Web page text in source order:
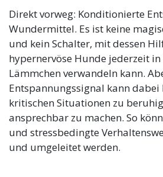
Direkt vorweg: Konditionierte
Wundermittel. Es ist keine
und kein Schalter, mit dessen
hypernervöse Hunde jederzeit
Lämmchen verwandeln kann.
Entspannungssignal kann
kritischen Situationen zu
ansprechbar zu machen. So
und stressbedingte
und umgeleitet werden.